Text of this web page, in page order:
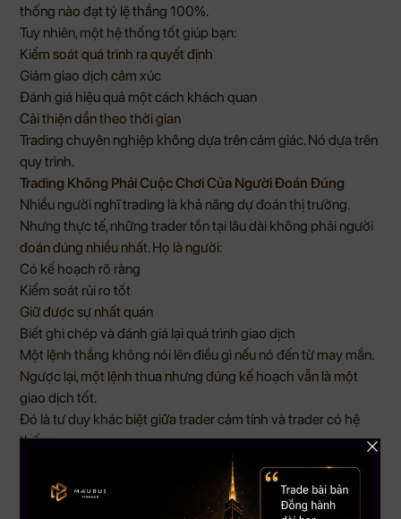
thống nào đạt tỷ lệ thắng 100%.
Tuy nhiên, một hệ thống tốt giúp bạn:
Kiểm soát quá trình ra quyết định
Giảm giao dịch cảm xúc
Đánh giá hiệu quả một cách khách quan
Cải thiện dần theo thời gian
Trading chuyên nghiệp không dựa trên cảm giác. Nó dựa trên
quy trình.
Trading Không Phải Cuộc Chơi Của Người Đoán Đúng
Nhiều người nghĩ trading là khả năng dự đoán thị trường.
Nhưng thực tế, những trader tồn tại lâu dài không phải người
đoán đúng nhiều nhất. Họ là người:
Có kế hoạch rõ ràng
Kiểm soát rủi ro tốt
Giữ được sự nhất quán
Biết ghi chép và đánh giá lại quá trình giao dịch
Một lệnh thắng không nói lên điều gì nếu nó đến từ may mắn.
Ngược lại, một lệnh thua nhưng đúng kế hoạch vẫn là một
giao dịch tốt.
Đó là tư duy khác biệt giữa trader cảm tính và trader có hệ
thống.
Vì Sao Nhiều Trader Mãi Không Tiến Bộ?
Lý do phổ biến nhất là học quá nhiều nhưng không xây dựng
được nền tảng.